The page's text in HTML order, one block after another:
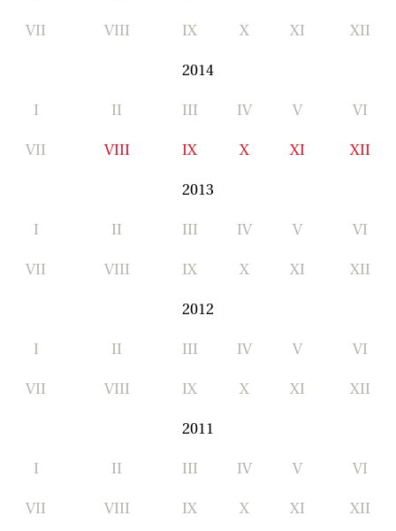
VII VIII IX X XI XII
2014
I II III IV V VI
VII VIII IX X XI XII
2013
I II III IV V VI
VII VIII IX X XI XII
2012
I II III IV V VI
VII VIII IX X XI XII
2011
I II III IV V VI
VII VIII IX X XI XII